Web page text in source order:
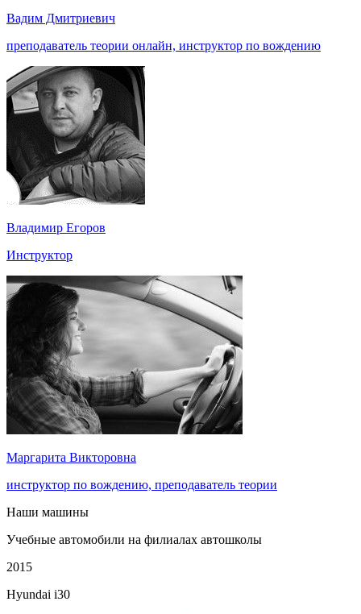
Вадим Дмитриевич
преподаватель теории онлайн, инструктор по вождению
Владимир Егоров
Инструктор
Маргарита Викторовна
инструктор по вождению, преподаватель теории
Наши машины
Учебные автомобили на филиалах автошколы
2015
Hyundai i30